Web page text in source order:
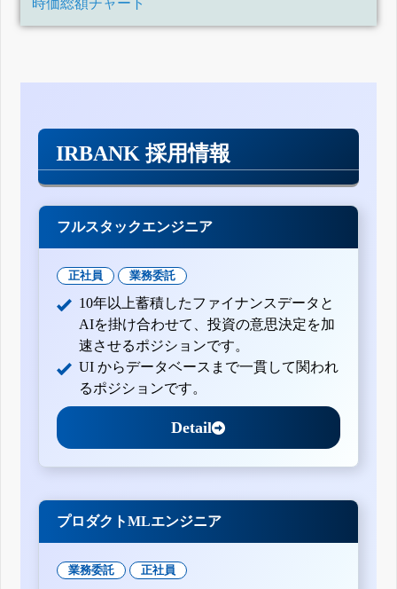
時価総額チャート
IRBANK 採用情報
フルスタックエンジニア
正社員 業務委託
10年以上蓄積したファイナンスデータと
AIを掛け合わせて、投資の意思決定を加
速させるポジションです。
UI からデータベースまで一貫して関われ
るポジションです。
Detail
プロダクトMLエンジニア
業務委託 正社員